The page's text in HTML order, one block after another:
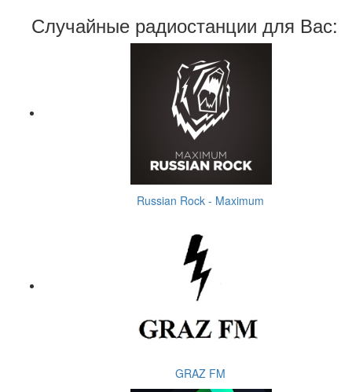
Случайные радиостанции для Вас:
Russian Rock - Maximum
GRAZ FM